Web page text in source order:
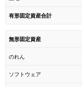
有形固定資産合計
無形固定資産
のれん
ソフトウェア